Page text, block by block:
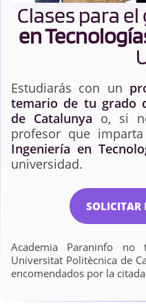
Clases para
en
Estudiarás con un
temario de tu grado
de Catalunya o, si
profesor que
Ingeniería en
universidad.
Academia Paraninfo no
Universitat Politècnica de
encomendados por la